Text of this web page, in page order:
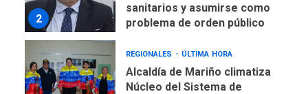
2
sanitarios y asumirse como
problema de orden público
REGIONALES ÚLTIMA HORA
Alcaldía de Mariño climatiza
Núcleo del Sistema de